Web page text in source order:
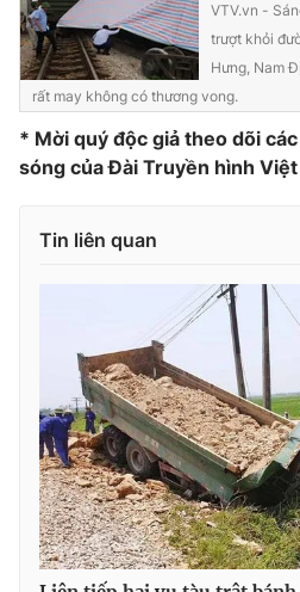
Emagazine
Photo
Video
VTV Money
Bất
Thị trường 24h
VTV4
VTV9
Liên hệ tòa soạn
VTV.vn -
trượt khỏi
Hưng, Nam
rất may không có thương vong.
* Mời quý độc giả theo dõi
sóng của Đài Truyền hình
Tin liên quan